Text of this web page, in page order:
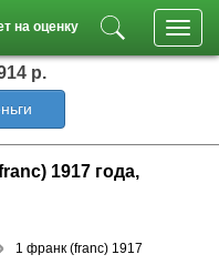
на оценку
р.
1917 года,
1 франк (franc) 1917